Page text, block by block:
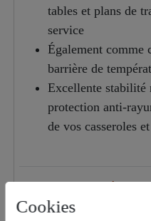
tables et plans de
service
Également comme
barrière de
Excellente stabilité
protection anti-
de vos casseroles
Suggestions
Cookies